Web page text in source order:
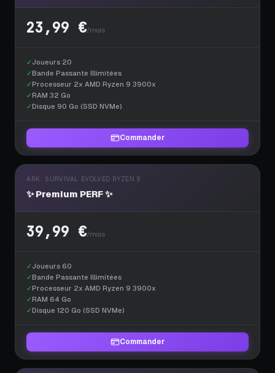
23,99 €/mois
✓ Joueurs 20
✓Bande Passante Illimitées
✓Processeur 2x AMD Ryzen 9 3900x
✓RAM 32 Go
✓Disque 90 Go (SSD NVMe)
Commander
ARK: SURVIVAL EVOLVED RYZEN 9
✨ Premium PERF ✨
39,99 €/mois
✓ Joueurs 60
✓Bande Passante Illimitées
✓Processeur 2x AMD Ryzen 9 3900x
✓RAM 64 Go
✓Disque 120 Go (SSD NVMe)
Commander